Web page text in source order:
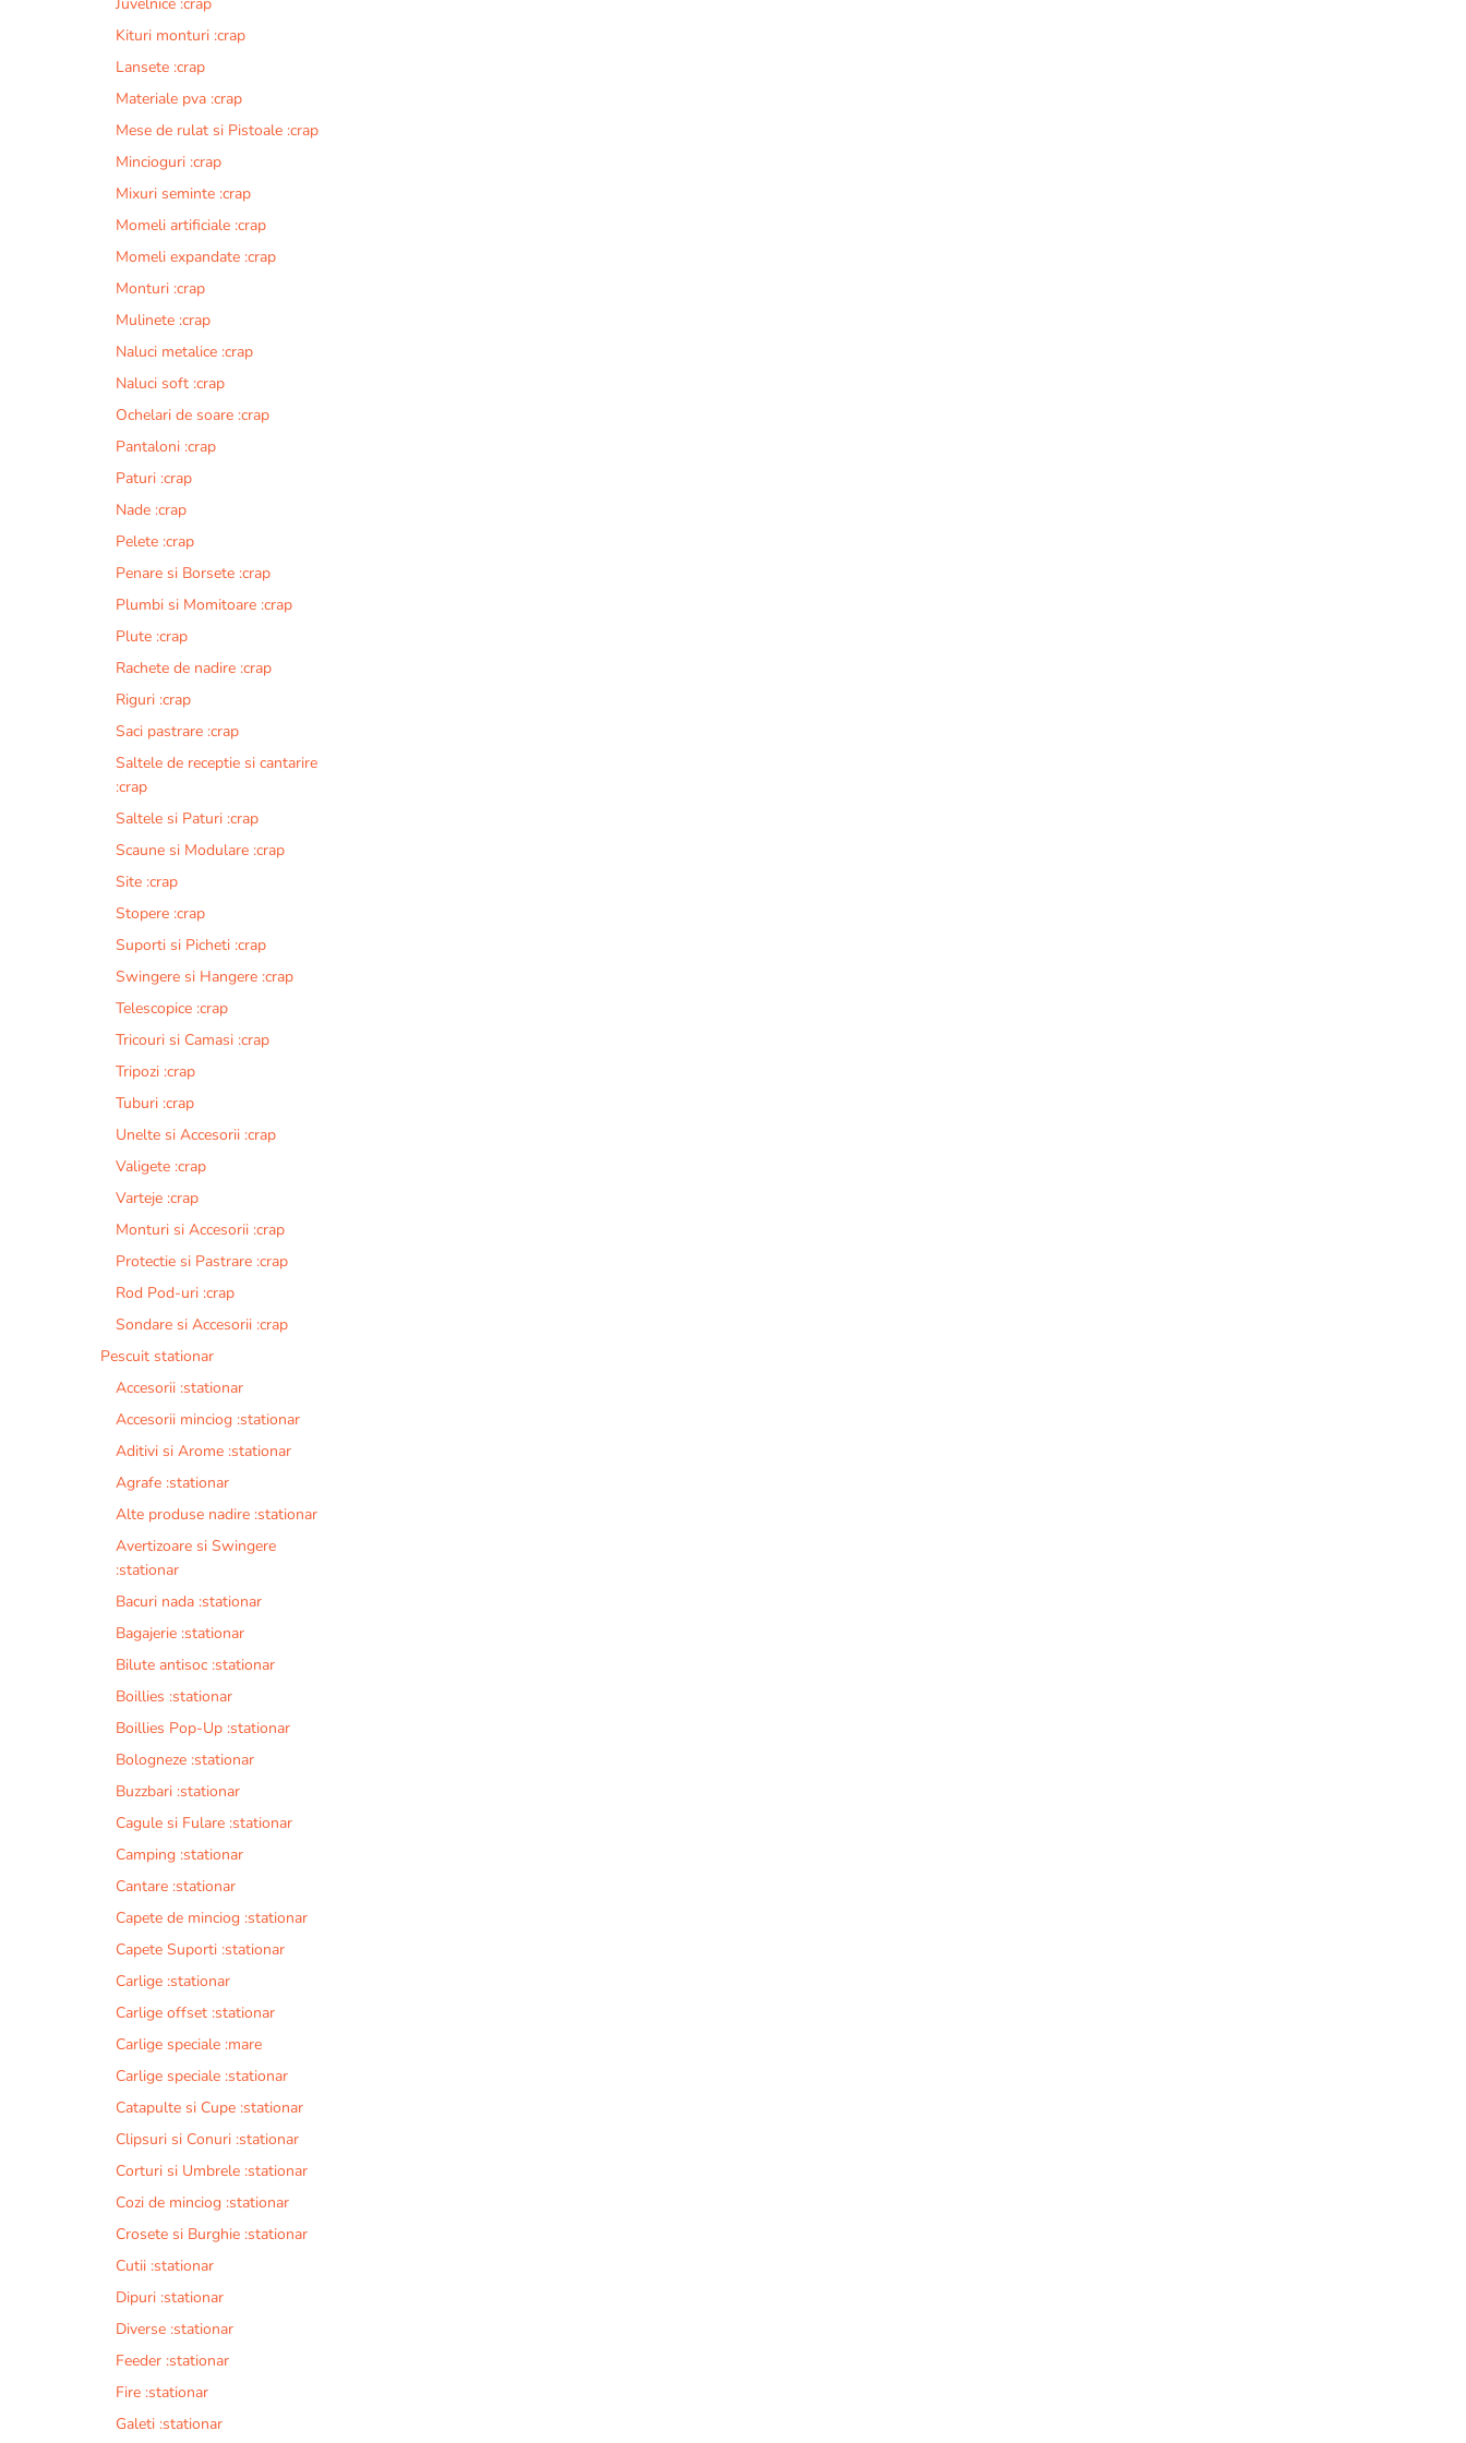
Kituri monturi :crap
Lansete :crap
Materiale pva :crap
Mese de rulat si Pistoale :crap
Mincioguri :crap
Mixuri seminte :crap
Momeli artificiale :crap
Momeli expandate :crap
Monturi :crap
Mulinete :crap
Naluci metalice :crap
Naluci soft :crap
Ochelari de soare :crap
Pantaloni :crap
Paturi :crap
Nade :crap
Pelete :crap
Penare si Borsete :crap
Plumbi si Momitoare :crap
Plute :crap
Rachete de nadire :crap
Riguri :crap
Saci pastrare :crap
Saltele de receptie si cantarire
:crap
Saltele si Paturi :crap
Scaune si Modulare :crap
Site :crap
Stopere :crap
Suporti si Picheti :crap
Swingere si Hangere :crap
Telescopice :crap
Tricouri si Camasi :crap
Tripozi :crap
Tuburi :crap
Unelte si Accesorii :crap
Valigete :crap
Varteje :crap
Monturi si Accesorii :crap
Protectie si Pastrare :crap
Rod Pod-uri :crap
Sondare si Accesorii :crap
Pescuit stationar
Accesorii :stationar
Accesorii minciog :stationar
Aditivi si Arome :stationar
Agrafe :stationar
Alte produse nadire :stationar
Avertizoare si Swingere
:stationar
Bacuri nada :stationar
Bagajerie :stationar
Bilute antisoc :stationar
Boillies :stationar
Boillies Pop-Up :stationar
Bologneze :stationar
Buzzbari :stationar
Cagule si Fulare :stationar
Camping :stationar
Cantare :stationar
Capete de minciog :stationar
Capete Suporti :stationar
Carlige :stationar
Carlige offset :stationar
Carlige speciale :mare
Carlige speciale :stationar
Catapulte si Cupe :stationar
Clipsuri si Conuri :stationar
Corturi si Umbrele :stationar
Cozi de minciog :stationar
Crosete si Burghie :stationar
Cutii :stationar
Dipuri :stationar
Diverse :stationar
Feeder :stationar
Fire :stationar
Galeti :stationar